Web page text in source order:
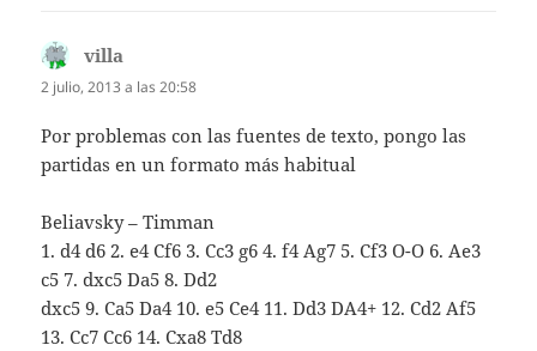
villa
2 julio, 2013 a las 20:58
Por problemas con las fuentes de texto, pongo las
partidas en un formato más habitual
Beliavsky – Timman
1. d4 d6 2. e4 Cf6 3. Cc3 g6 4. f4 Ag7 5. Cf3 O-O 6. Ae3
c5 7. dxc5 Da5 8. Dd2
dxc5 9. Ca5 Da4 10. e5 Ce4 11. Dd3 DA4+ 12. Cd2 Af5
13. Cc7 Cc6 14. Cxa8 Td8